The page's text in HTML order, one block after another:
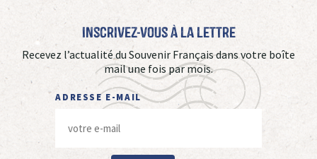
Inscrivez-vous à La Lettre
Recevez l’actualité du Souvenir Français dans votre boîte
mail une fois par mois.
ADRESSE E-MAIL